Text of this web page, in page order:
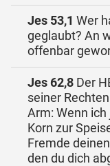
Jes 53,1 Wer
geglaubt? An
offenbar
Jes 62,8 Der
seiner
Arm: Wenn
Korn zur
Fremde
den du dich